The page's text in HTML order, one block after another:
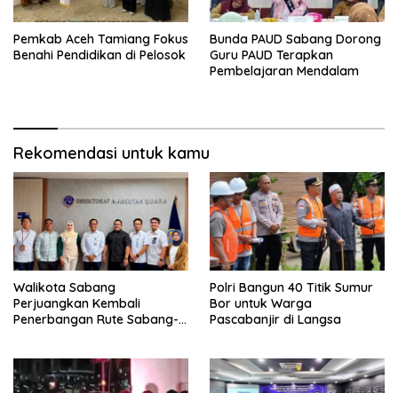
Pemkab Aceh Tamiang Fokus
Benahi Pendidikan di Pelosok
Bunda PAUD Sabang Dorong
Guru PAUD Terapkan
Pembelajaran Mendalam
Rekomendasi untuk kamu
Walikota Sabang
Perjuangkan Kembali
Penerbangan Rute Sabang-
Polri Bangun 40 Titik Sumur
Bor untuk Warga
Pascabanjir di Langsa